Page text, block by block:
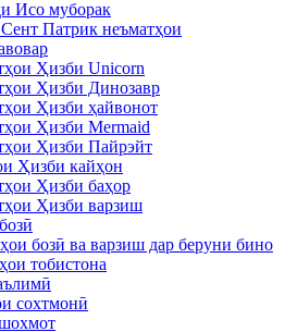
Исо муборак
Патрик неъматҳои
Ҳизби Unicorn
Ҳизби Динозавр
Ҳизби ҳайвонот
Ҳизби Mermaid
Ҳизби Пайрэйт
Ҳизби кайҳон
Ҳизби баҳор
Ҳизби варзиш
бозӣ ва варзиш дар беруни бино
тобистона
сохтмонӣ